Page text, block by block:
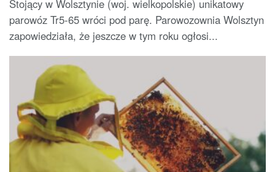
Stojący w Wolsztynie (woj. wielkopolskie) unikatowy
parowóz Tr5-65 wróci pod parę. Parowozownia Wolsztyn
zapowiedziała, że jeszcze w tym roku ogłosi...